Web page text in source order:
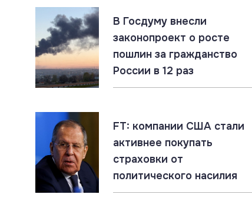
удары по инфраструктуре ВСУ неизбежны
05.08.2026 #СВО #Сводка #Харьковская область
Харьковская область: главное за 5 августа
В Госдуму внесли
законопроект о росте
пошлин за гражданство
России в 12 раз
FT: компании США стали
активнее покупать
страховки от
политического насилия